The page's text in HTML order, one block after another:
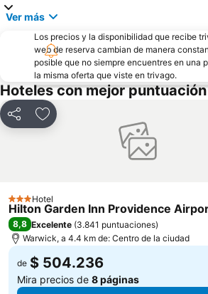
Ver más
Los precios y la disponibilidad que recibe
web de reserva cambian de manera
posible que no siempre encuentres en una
la misma oferta que viste en trivago.
Hoteles con mejor
CompartirAgregar a favoritos
3 Estrellas
Hotel
Hilton Garden Inn Providence
8,8 Excelente (3.841 puntuaciones)
Warwick, a 4.4 km de: Centro de la ciudad
de $ 504.236
Mira precios de 8 páginas